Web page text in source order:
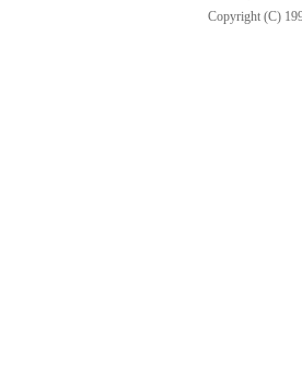
Copyright (C)